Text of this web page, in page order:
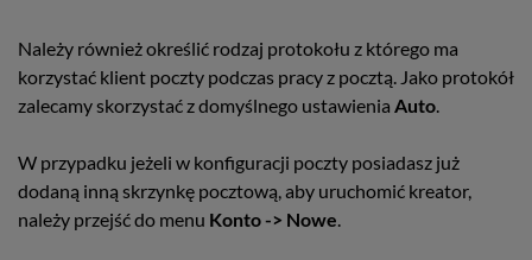
Należy również określić rodzaj protokołu z którego ma
korzystać klient poczty podczas pracy z pocztą. Jako protokół
zalecamy skorzystać z domyślnego ustawienia Auto
W przypadku jeżeli w konfiguracji poczty posiadasz już
dodaną inną skrzynkę pocztową, aby uruchomić kreator,
należy przejść do menu Konto -> Nowe